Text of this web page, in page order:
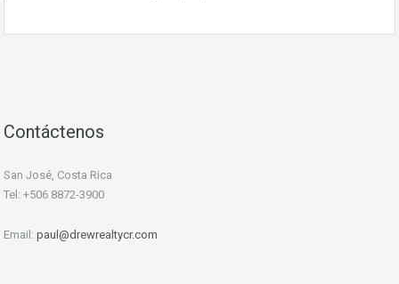
Contáctenos
San José, Costa Rica
Tel: +506 8872-3900
Email: paul@drewrealtycr.com